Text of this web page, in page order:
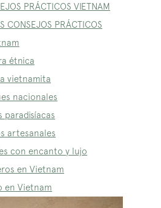
PRÁCTICOS VIETNAM
CONSEJOS PRÁCTICOS
étnica
vietnamita
nacionales
paradisíacas
artesanales
con encanto y lujo
en Vietnam
en Vietnam